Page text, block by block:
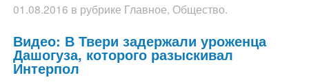
01.08.2016 в рубрике Главное, Общество.
Видео: В Твери задержали уроженца
Дашогуза, которого разыскивал
Интерпол